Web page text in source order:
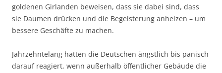
goldenen Girlanden beweisen, dass sie dabei sind, dass
sie Daumen drücken und die Begeisterung anheizen – um
bessere Geschäfte zu machen.
Jahrzehntelang hatten die Deutschen ängstlich bis panisch
darauf reagiert, wenn außerhalb öffentlicher Gebäude die